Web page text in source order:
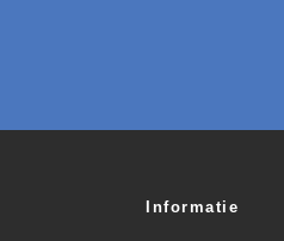
Informatie